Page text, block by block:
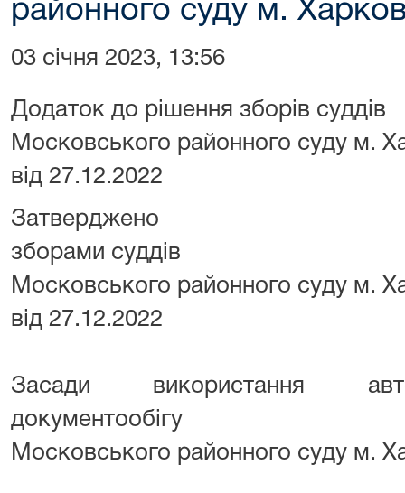
районного суду м.
03 січня 2023, 13:56
Додаток до рішення зборів суддів
Московського районного суду м.
від 27.12.2022
Затверджено
зборами суддів
Московського районного суду м.
від 27.12.2022
Засади використання
документообігу
Московського районного суду м.